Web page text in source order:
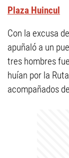
Plaza Huincul
Con la excusa
apuñaló a un
tres hombres
huían por la
acompañados